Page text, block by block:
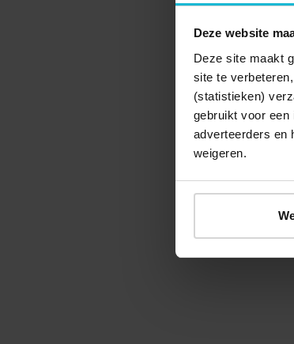
Deze website
Deze site maakt
site te
(statistieken)
gebruikt voor
adverteerders en
weigeren.